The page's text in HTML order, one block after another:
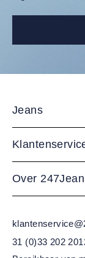
Jeans
Over
31 (0)33 202